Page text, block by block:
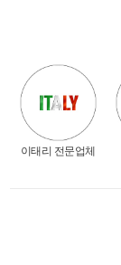
이태리 전문업체